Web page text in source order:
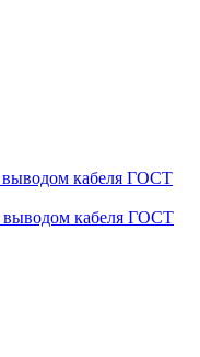
кабеля ГОСТ
кабеля ГОСТ